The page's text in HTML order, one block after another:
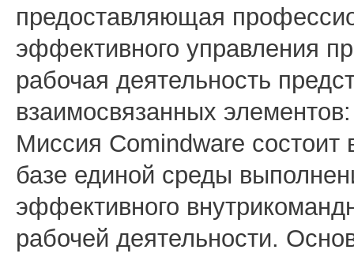
предоставляющая
эффективного управления
рабочая деятельность
взаимосвязанных
Миссия Comindware состоит
базе единой среды
эффективного
рабочей деятельности.